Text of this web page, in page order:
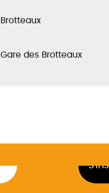
Brotteaux
Gare des Brotteaux